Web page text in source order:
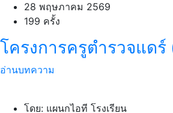
28 พฤษภาคม 2569
199 ครั้ง
โครงการครูตำรวจแดร์
อ่านบทความ
โดย: แผนกไอที โรงเรียน